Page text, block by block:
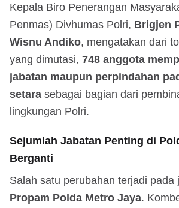
Kepala Biro Penerangan
Penmas) Divhumas Polri, Brigjen
Wisnu Andiko, mengatakan dari
yang dimutasi, 748 anggota
jabatan maupun perpindahan
setara sebagai bagian dari
lingkungan Polri.
Sejumlah Jabatan Penting di
Berganti
Salah satu perubahan terjadi pada
Propam Polda Metro Jaya.